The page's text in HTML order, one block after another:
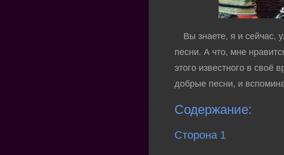
Вы знаете, я и сейчас,
песни. А что, мне
этого известного в своё
добрые песни, и
Содержание:
Сторона 1